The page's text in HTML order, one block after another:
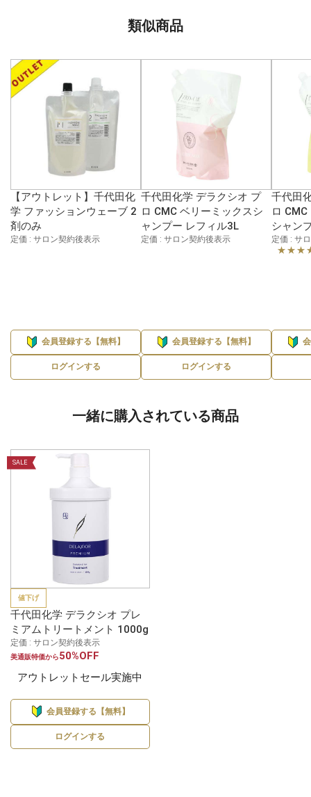
類似商品
【アウトレット】千代田化
学 ファッションウェーブ 2
剤のみ
定価 : サロン契約後表示
会員登録する【無料】
ログインする
千代田化学 デラクシオ プ
ロ CMC ベリーミックスシ
ャンプー レフィル3L
定価 : サロン契約後表示
会員登録する【無料】
ログインする
千代田
ロ
シャン
定価 : サ
一緒に購入されている商品
SALE
値下げ
千代田化学 デラクシオ プレ
ミアムトリートメント 1000g
定価 : サロン契約後表示
美通販特価から50%OFF
アウトレットセール実施中
会員登録する【無料】
ログインする